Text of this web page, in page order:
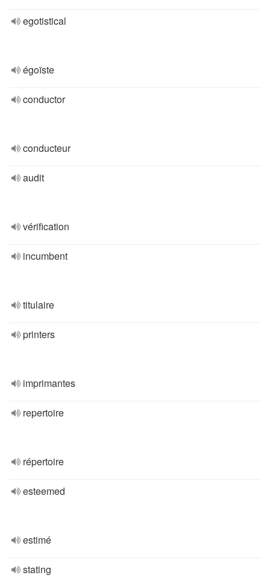
egotistical
égoïste
conductor
conducteur
audit
vérification
incumbent
titulaire
printers
imprimantes
repertoire
répertoire
esteemed
estimé
stating